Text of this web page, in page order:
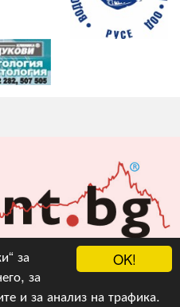
OK!
за
за
и за анализ на трафика.